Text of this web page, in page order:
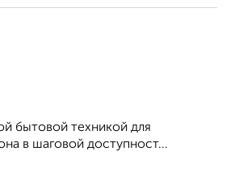
бытовой техникой для
в шаговой доступност...